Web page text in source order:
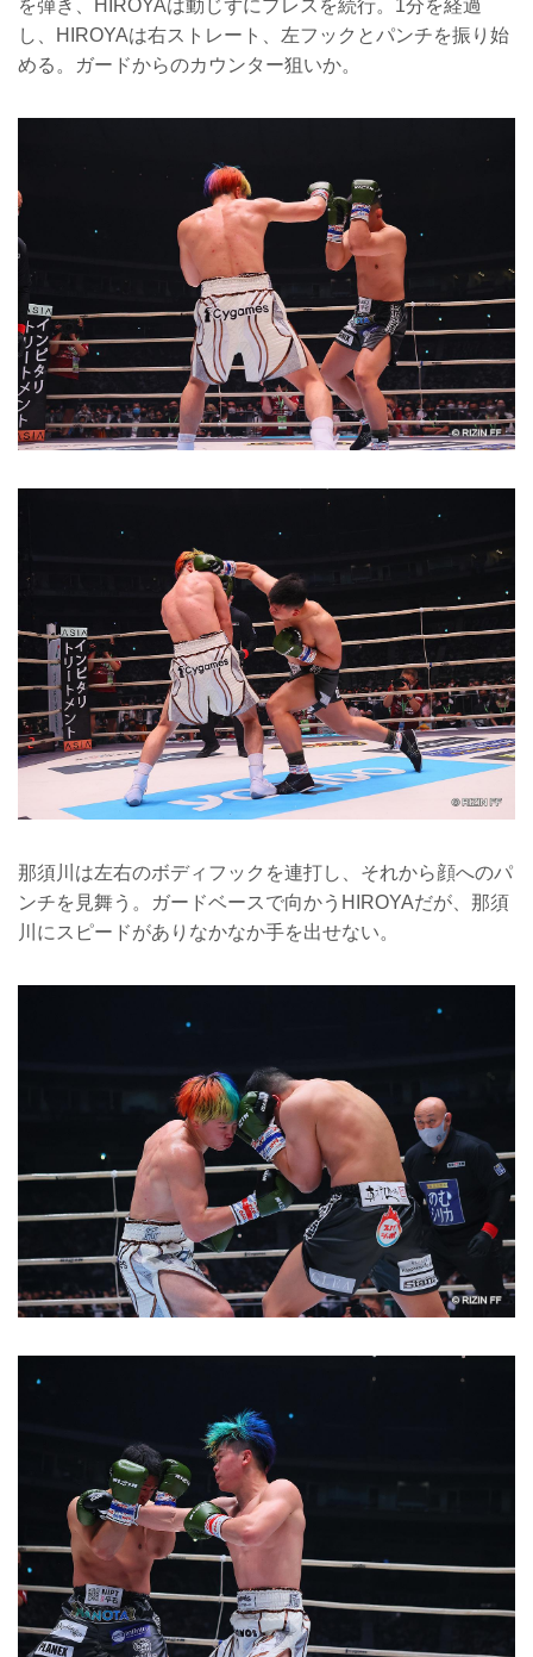
を弾き、HIROYAは動じずにプレスを続行。1分を経過
し、HIROYAは右ストレート、左フックとパンチを振り始
める。ガードからのカウンター狙いか。
那須川は左右のボディフックを連打し、それから顔へのパ
ンチを見舞う。ガードベースで向かうHIROYAだが、那須
川にスピードがありなかなか手を出せない。